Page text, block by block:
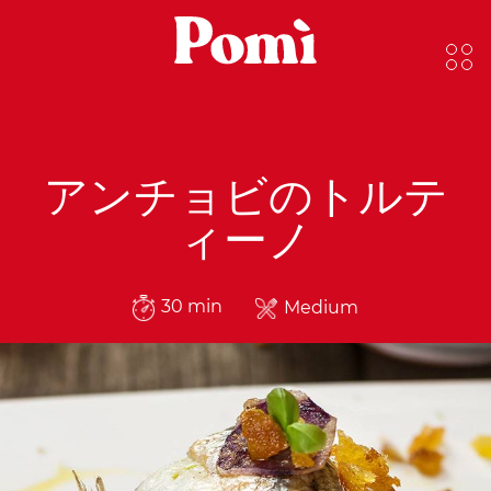
アンチョビのトルテ
ィーノ
30 min Medium